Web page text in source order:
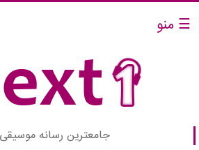
☰ منو
جامعترین رسانه